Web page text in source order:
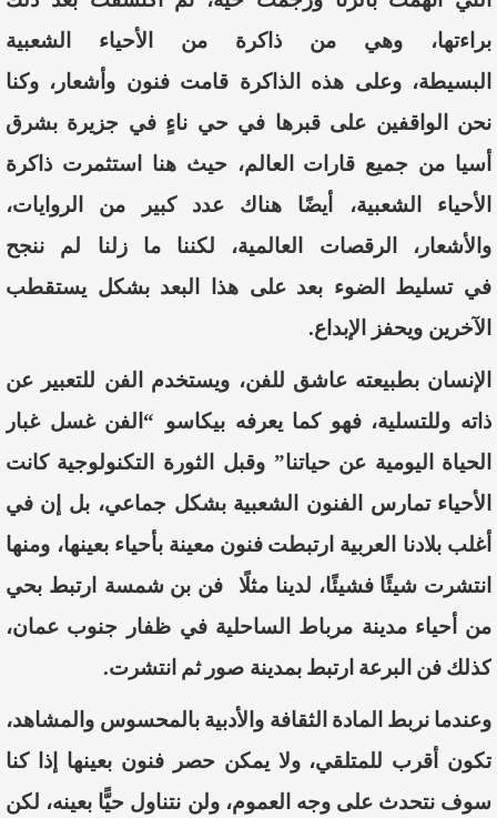
براءتها، وهي من ذاكرة من الأحياء
الشعبية
البسيطة، وعلى هذه الذاكرة قامت فنون و شعار ، وكنا
نحن
الواقفين على قبرها في حي ناءٍ في جزيرة بشرق
سيا من جميع قارات العالم، حيث هنا استثمرت ذاكرة
الأحياء الشعبية، أ يضًا هناك عدد كبير من الروايات،
والأشعار ، الرقصات العالمية، لكننا مازلنا لم
ننجح
فيتسليط الضوء بعد على هذا البعد بشكل يستقطب
الآخرين ويحفز الإبداع.
لإنسان بطبيعته عاشق للفن، ويستخدم الفن للتعبير عن
ذاته وللتسلية، فهو كما يعرفه بيكاسو “ا لفن غسل غبار
الحياة
اليومية عن حياتنا” وقبل الثورة التكنولوجية كانت
الحياء تمارس الفنون الشعبية بشكل جماعي، بل ن في
أغلب بلادنا العربية ارتبطت فنون معينة بأحياء بعينها، ومنها
انتشرت شيئا فشيئا، لدينا مثل فن بن شمسة ارتبط بحي
من
حياء مدينة مرباط الساحلية فيظفار جنوب عمان،
كذلك فن البرعة ارتبط بمدينة صور ثم انتشرت.
وعندما نربط المادة الثقافة والأدبية بالمحسوس والمشاهد،
تكون
أقرب للمتلقي، ولا يمكن حصر فنونبعينها إذا
كنا
سوف نتحدث على وجه العموم، ولن نتناول حيًّا بعينه، لكن